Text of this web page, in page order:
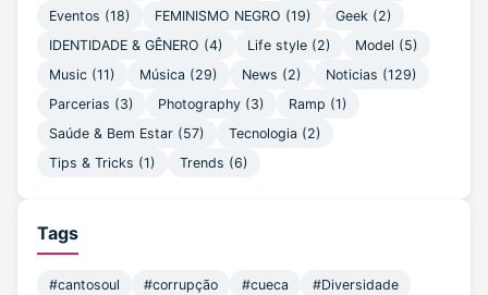
Eventos (18) FEMINISMO NEGRO (19) Geek (2)
IDENTIDADE & GÊNERO (4) Life style (2) Model (5)
Music (11) Música (29) News (2) Noticias (129)
Parcerias (3) Photography (3) Ramp (1)
Saúde & Bem Estar (57) Tecnologia (2)
Tips & Tricks (1) Trends (6)
Tags
#cantosoul #corrupção #cueca
#Diversidade